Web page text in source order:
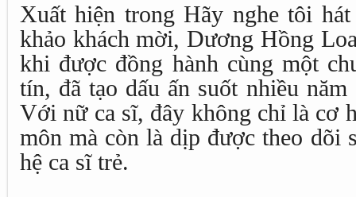
Xuất hiện trong Hãy nghe tôi
khảo khách mời, Dương Hồng
khi được đồng hành cùng một
tín, đã tạo dấu ấn suốt nhiều
Với nữ ca sĩ, đây không chỉ là cơ
môn mà còn là dịp được theo dõi
hệ ca sĩ trẻ.